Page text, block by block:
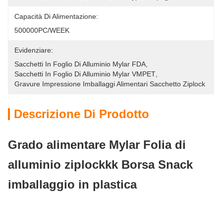
Capacità Di Alimentazione:
500000PC/WEEK
Evidenziare:
Sacchetti In Foglio Di Alluminio Mylar FDA
Sacchetti In Foglio Di Alluminio Mylar VMPET
Gravure Impressione Imballaggi Alimentari Sacchetto Ziplock
Descrizione Di Prodotto
Grado alimentare Mylar Folia di
alluminio ziplockkk Borsa Snack
imballaggio in plastica